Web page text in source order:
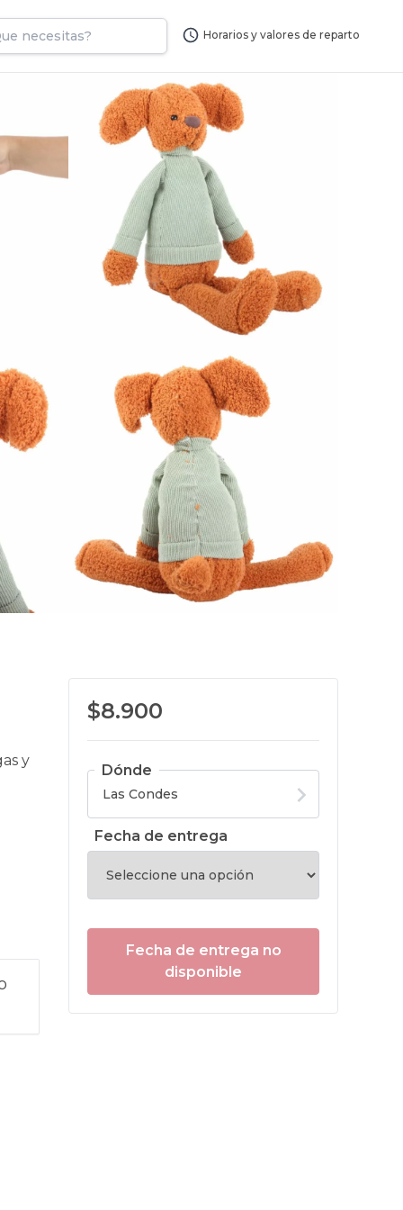
Horarios y valores de reparto
y
$8.900
Dónde
Fecha de entrega
Fecha de entrega no
disponible